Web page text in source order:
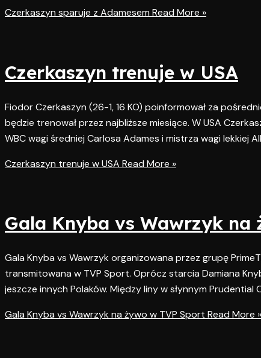
Czerkaszyn sparuje z Adamesem Read More »
Czerkaszyn trenuje w USA
Fiodor Czerkaszyn (26-1, 16 KO) poinformował za
będzie trenował przez najbliższe miesiące. W USA
WBC wagi średniej Carlosa Adames i mistrza wagi lekkiej
Czerkaszyn trenuje w USA Read More »
Gala Knyba vs Wawrzyk na
Gala Knyba vs Wawrzyk organizowana przez grupę
transmitowana w TVP Sport. Oprócz starcia Damiana
jeszcze innych Polaków. Między liny w słynnym Prudential
Gala Knyba vs Wawrzyk na żywo w TVP Sport Read More »